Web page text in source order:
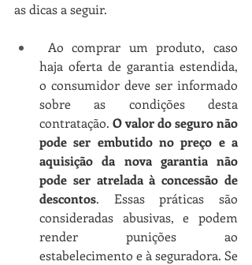
as dicas a seguir.
haja oferta de garantia estendida,
o consumidor deve ser informado
sobre as condições desta
contratação. O valor do seguro não
pode ser embutido no preço e a
aquisição da nova garantia não
pode ser atrelada à concessão de
descontos. Essas práticas são
consideradas abusivas, e podem
render punições ao
estabelecimento e à seguradora. Se